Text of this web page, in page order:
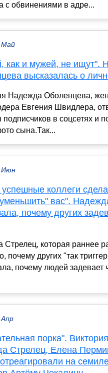
с обвинениями в адре...
Май
как и мужей, не ищут".
высказалась о
Надежда Оболенцева,
Евгения Швидлера,
в соцсетях и
сына.Так...
Июн
коллеги
вас".
почему других
Стрелец, которая раннее
почему других "так
почему людей задевает
Апр
порка".
Стрелец, Елена
на